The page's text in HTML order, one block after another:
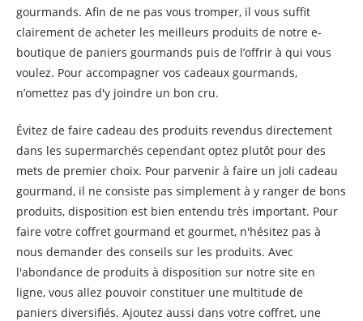
gourmands. Afin de ne pas vous tromper, il vous suffit
clairement de acheter les meilleurs produits de notre e-
boutique de paniers gourmands puis de l’offrir à qui vous
voulez. Pour accompagner vos cadeaux gourmands,
n’omettez pas d'y joindre un bon cru.
Évitez de faire cadeau des produits revendus directement
dans les supermarchés cependant optez plutôt pour des
mets de premier choix. Pour parvenir à faire un joli cadeau
gourmand, il ne consiste pas simplement à y ranger de bons
produits, disposition est bien entendu très important. Pour
faire votre coffret gourmand et gourmet, n'hésitez pas à
nous demander des conseils sur les produits. Avec
l'abondance de produits à disposition sur notre site en
ligne, vous allez pouvoir constituer une multitude de
paniers diversifiés. Ajoutez aussi dans votre coffret, une